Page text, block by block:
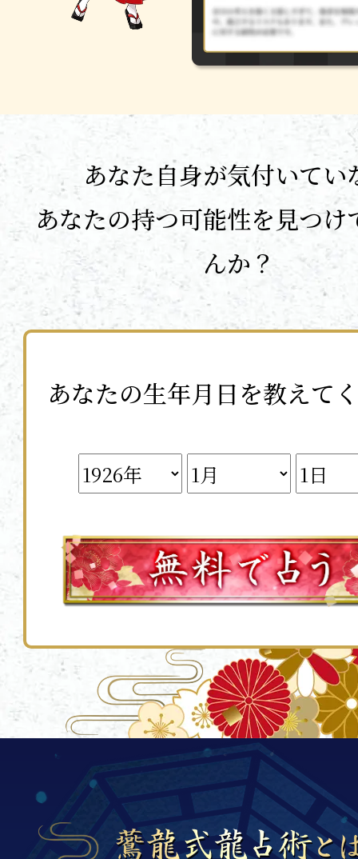
あなた自身が気付いてい
あなたの持つ可能性を見つけ
んか？
あなたの生年月日を教えて